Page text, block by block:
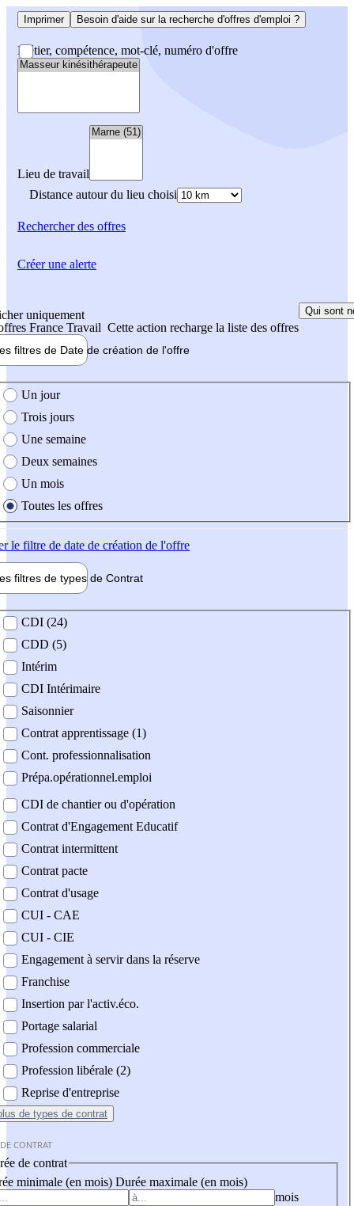
Imprimer Besoin d'aide sur la recherche d'offres d'emploi ?
Métier, compétence, mot-clé, numéro d'offre
Lieu de travail
Distance autour du lieu choisi
Rechercherdes offres
uniquement
France Travail Cette action recharge la liste des offres
Qui sont
filtres de Date de création de l'offre
création de l'offre
Un jour
Trois jours
Une semaine
Deux semaines
Un mois
Toutes les offres
le filtre de date de création de l'offre
filtres de types de Contrat
contrat
CDI (24)
CDD (5)
Intérim
CDI Intérimaire
Saisonnier
Contrat apprentissage (1)
Cont. professionnalisation
Prépa.opérationnel.emploi
CDI de chantier ou d'opération
Contrat d'Engagement Educatif
Contrat intermittent
Contrat pacte
Contrat d'usage
CUI - CAE
CUI - CIE
Engagement à servir dans la réserve
Franchise
Insertion par l'activ.éco.
Portage salarial
Profession commerciale
Profession libérale (2)
Reprise d'entreprise
de types de contrat
CONTRAT
de contrat
minimale (en mois) Durée maximale (en mois)
mois
Créer une alerte